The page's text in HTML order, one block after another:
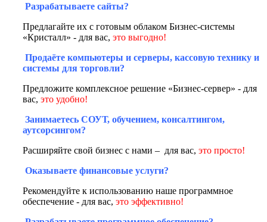
Разрабатываете сайты?
Предлагайте их с готовым облаком Бизнес-системы
«Кристалл» - для вас, это выгодно!
Продаёте компьютеры и серверы, кассовую технику и
системы для торговли?
Предложите комплексное решение «Бизнес-сервер» - для
вас, это удобно!
Занимаетесь СОУТ, обучением, консалтингом,
аутсорсингом?
Расширяйте свой бизнес с нами – для вас, это просто!
Оказываете финансовые услуги?
Рекомендуйте к использованию наше программное
обеспечение - для вас, это эффективно!